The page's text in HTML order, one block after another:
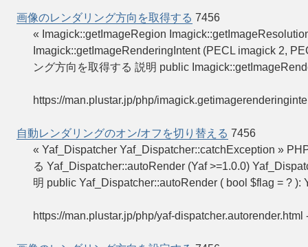
画像のレンダリング方向を取得する 7456
« Imagick::getImageRegion
Imagick::getImageRenderingIntent (PECL imagick 2,
ング方向を取得する 説明 public
https://man.plustar.jp/php/
自動レンダリングのオン/オフを切り替える 7456
« Yaf_Dispatcher Yaf_Dispatcher::catchException »
る Yaf_Dispatcher::autoRender (Yaf >=1.0.0)
明 public Yaf_Dispatcher::autoRender ( bool $flag = ? ):
https://man.plustar.jp/php/yaf-dispatcher.autorender.html